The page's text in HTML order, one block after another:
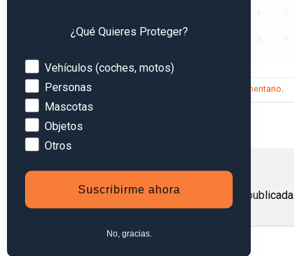
Trackbacks están cerrados, pero puedes publicar un comentario
←Anterior
Siguiente→
Deja una respuesta
Tu dirección de correo electrónico no será publicada.
¿Qué Quieres Proteger?
Devices
Vehículos (coches, motos)
Personas
Mascotas
Objetos
Otros
Suscribirme ahora
No, gracias.